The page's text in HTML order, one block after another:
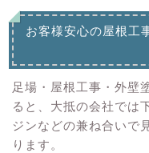
お客様安心の屋根工
足場・屋根工事・外壁
ると、大抵の会社では
ジンなどの兼ね合いで
ります。